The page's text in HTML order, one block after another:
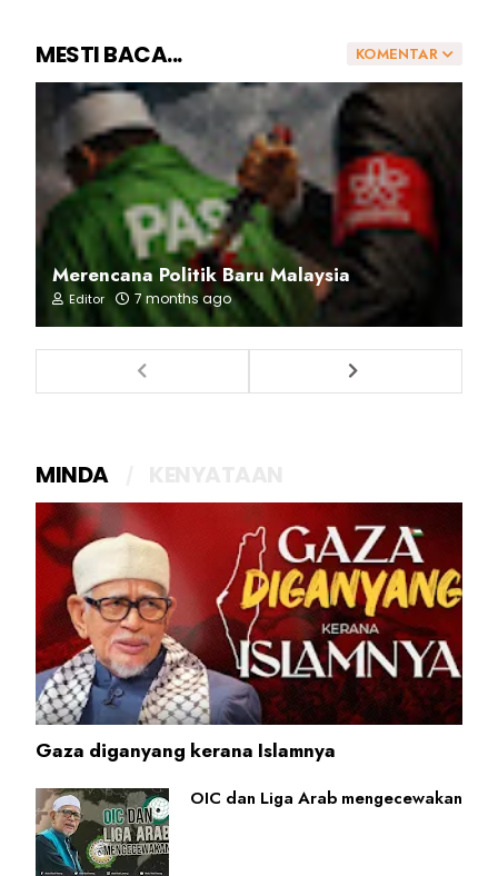
KOMENTAR
MESTI BACA...
Merencana Politik Baru Malaysia
Editor 7 months ago
MINDA
Gaza diganyang kerana Islamnya
OIC dan Liga Arab mengecewakan